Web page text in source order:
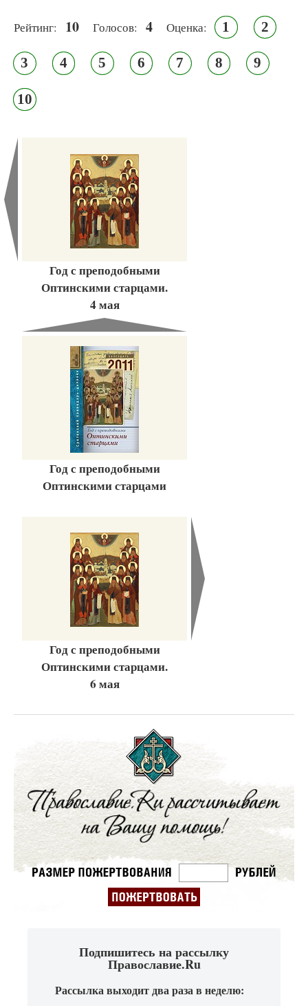
Рейтинг: 10 Голосов: 4 Оценка: 1 2
3 4 5 6 7 8 9
10
Год с преподобными
Оптинскими старцами.
4 мая
Год с преподобными
Оптинскими старцами
Год с преподобными
Оптинскими старцами.
6 мая
Подпишитесь на рассылку
Православие.Ru
Рассылка выходит два раза в неделю: